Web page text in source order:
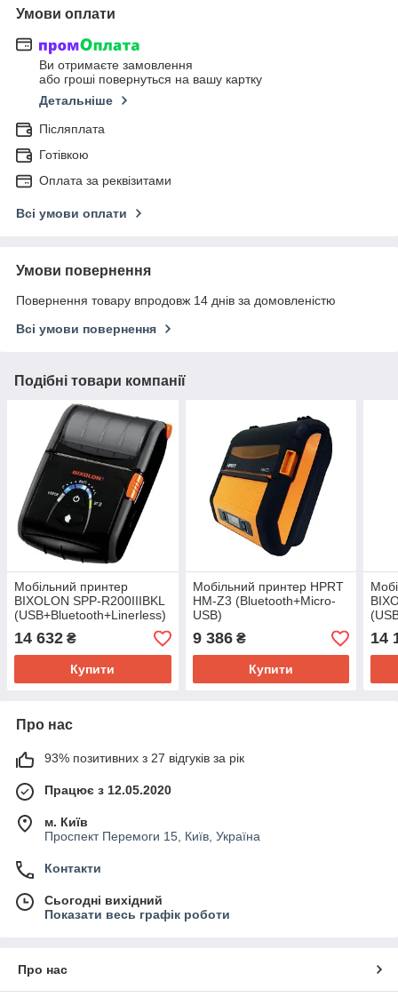
Умови оплати
Ви отримаєте замовлення
або гроші повернуться на вашу картку
Детальніше
Післяплата
Готівкою
Оплата за реквізитами
Всі умови оплати
Умови повернення
Повернення товару впродовж 14 днів за домовленістю
Всі умови повернення
Подібні товари компанії
Мобільний принтер
BIXOLON SPP-R200IIIBKL
(USB+Bluetooth+Linerless)
14 632 ₴
Купити
Мобільний принтер HPRT
HM-Z3 (Bluetooth+Micro-
USB)
9 386₴
Купити
14
Про нас
93% позитивних з 27 відгуків за рік
Працює з 12.05.2020
м. Київ
Проспект Перемоги 15, Київ, Україна
Контакти
Сьогодні вихідний
Показати весь графік роботи
Про нас